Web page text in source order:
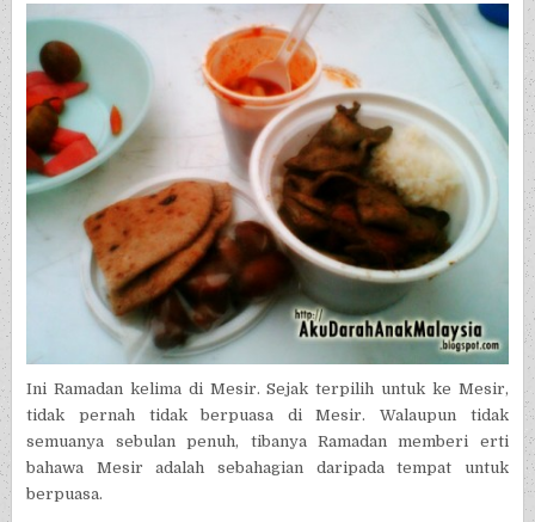
Ini Ramadan kelima di Mesir. Sejak terpilih untuk ke Mesir,
tidak pernah tidak berpuasa di Mesir. Walaupun tidak
semuanya sebulan penuh, tibanya Ramadan memberi erti
bahawa Mesir adalah sebahagian daripada tempat untuk
berpuasa.